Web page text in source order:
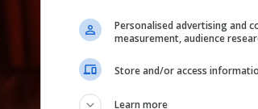
Personalised advertising and
measurement, audience
Store and/or access
Learn more